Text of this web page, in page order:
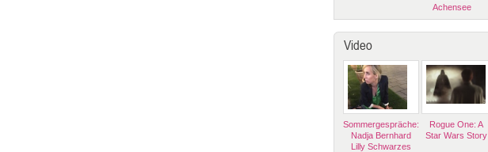
Achensee
Video
Sommergespräche:
Nadja Bernhard
Lilly Schwarzes
Rogue One: A
Star Wars Story